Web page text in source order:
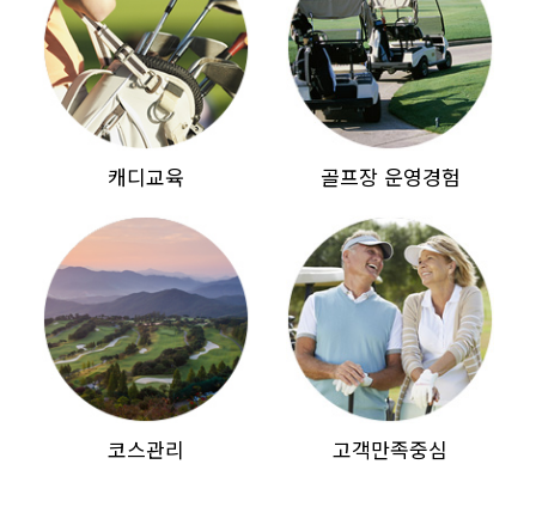
캐디교육 골프장 운영경험
코스관리 고객만족중심